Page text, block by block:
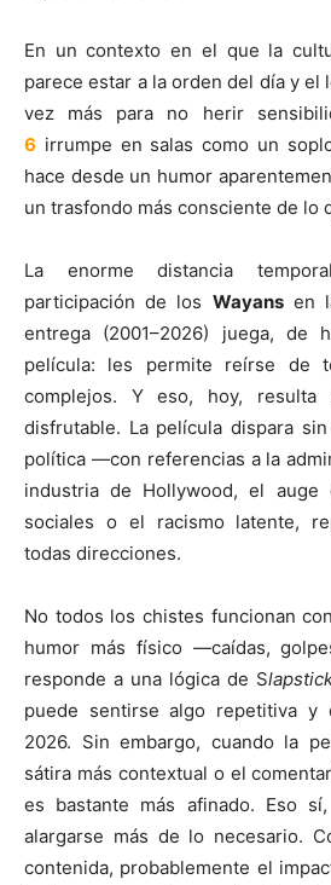
En un contexto en el que la
parece estar a la orden del día y el
vez más para no herir
6 irrumpe en salas como un
hace desde un humor
un trasfondo más consciente de lo
La enorme distancia
participación de los Wayansen
entrega (2001–2026) juega, de
película: les permite reírse de
complejos. Y eso, hoy, resulta
disfrutable. La película dispara
política —con referencias a la
industria de Hollywood, el auge
sociales o el racismo latente,
todas direcciones.
No todos los chistes funcionan
humor más físico —caídas,
responde a una lógica de S
puede sentirse algo repetitiva y
2026. Sin embargo, cuando la
sátira más contextual o el
es bastante más afinado. Eso
alargarse más de lo necesario.
contenida, probablemente el